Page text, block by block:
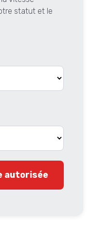
statut et le
autorisée